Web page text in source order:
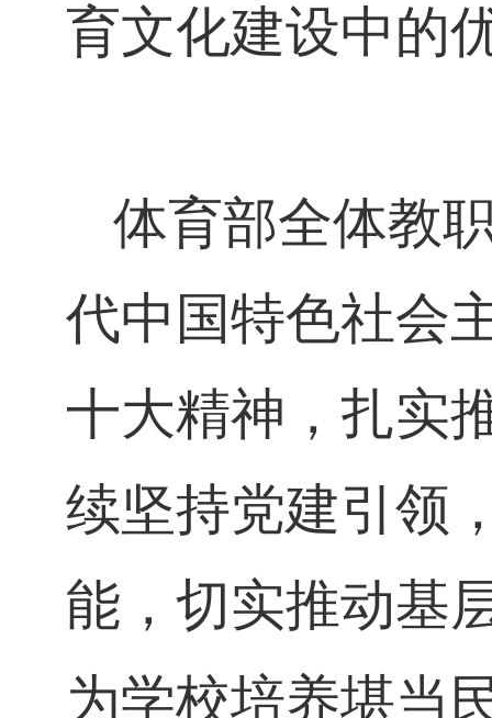
育文化建设中的
体育部全体教
代中国特色社会
十大精神，扎实
续坚持党建引领
能， 切实推动基
为学校培养堪当